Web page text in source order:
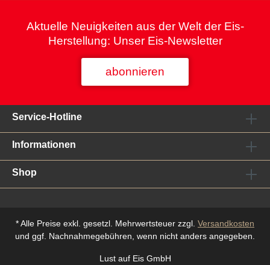
Aktuelle Neuigkeiten aus der Welt der Eis-
Herstellung: Unser Eis-Newsletter
abonnieren
Service-Hotline
Informationen
Shop
* Alle Preise exkl. gesetzl. Mehrwertsteuer zzgl. Versandkosten
und ggf. Nachnahmegebühren, wenn nicht anders angegeben.
Lust auf Eis GmbH